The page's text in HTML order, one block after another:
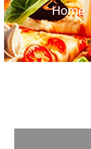
Home